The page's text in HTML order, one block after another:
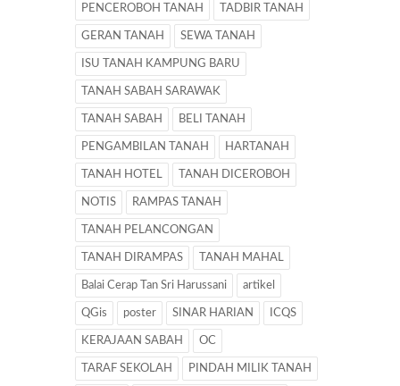
PENCEROBOH TANAH TADBIR TANAH
GERAN TANAH SEWA TANAH
ISU TANAH KAMPUNG BARU
TANAH SABAH SARAWAK
TANAH SABAH BELI TANAH
PENGAMBILAN TANAH HARTANAH
TANAH HOTEL TANAH DICEROBOH
NOTIS RAMPAS TANAH
TANAH PELANCONGAN
TANAH DIRAMPAS TANAH MAHAL
Balai Cerap Tan Sri Harussani artikel
QGis poster SINAR HARIAN ICQS
KERAJAAN SABAH OC
TARAF SEKOLAH PINDAH MILIK TANAH